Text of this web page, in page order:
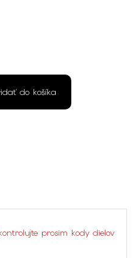
do košíka
prosim kody dielov